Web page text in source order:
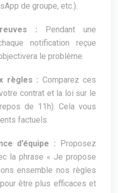
de groupe, etc.).
: Pendant une
notification reçue
le problème.
règles : Comparez ces
contrat et la loi sur le
de 11h). Cela vous
factuels.
d’équipe : Proposez
la phrase « Je propose
ensemble nos règles
être plus efficaces et